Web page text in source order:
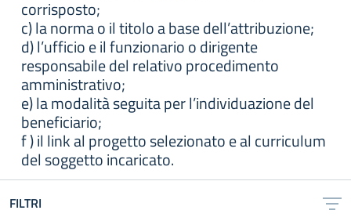
corrisposto;
c) la norma o il titolo a base dell’attribuzione;
d) l’ufficio e il funzionario o dirigente
responsabile del relativo procedimento
amministrativo;
e) la modalità seguita per l’individuazione del
beneficiario;
f ) il link al progetto selezionato e al curriculum
del soggetto incaricato.
FILTRI